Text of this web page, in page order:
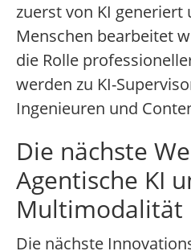
zuerst von KI generiert
Menschen bearbeitet
die Rolle
werden zu KI-
Ingenieuren und
Die nächste
Agentische KI
Multimodalität
Die nächste